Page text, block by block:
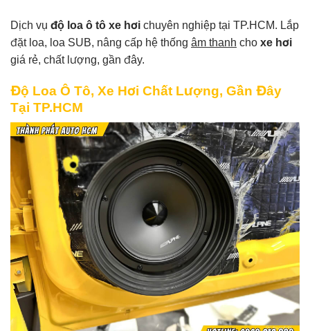
Dịch vụ độ loa ô tô xe hơi chuyên nghiệp tại TP.HCM. Lắp
đặt loa, loa SUB, nâng cấp hệ thống âm thanh cho xe hơi
giá rẻ, chất lượng, gần đây.
Độ Loa Ô Tô, Xe Hơi Chất Lượng, Gần Đây
Tại TP.HCM